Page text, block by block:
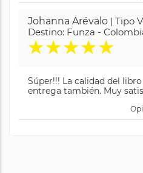
Johanna Arévalo | Tipo
Destino: Funza -
★★★★★
Súper!!! La calidad del
entrega también. Muy